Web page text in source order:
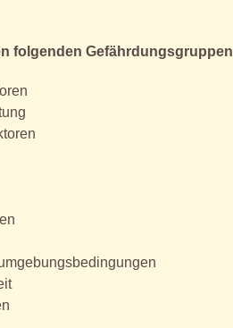
folgenden